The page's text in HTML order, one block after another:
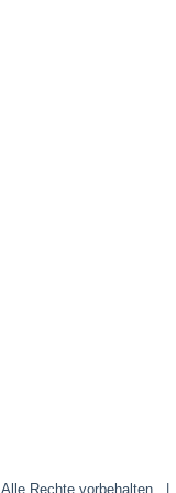
Rechte vorbehalten. |